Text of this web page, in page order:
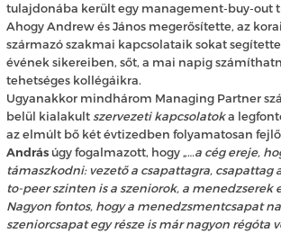
tulajdonába került egy management-buy-out
Ahogy Andrew és János megerősítette, az
származó szakmai kapcsolataik sokat
évének sikereiben, sőt, a mai napig
tehetséges kollégáikra.
Ugyanakkor mindhárom Managing Partner
belül kialakult szervezeti kapcsolatoka
az elmúlt bő két évtizedben folyamatosan
András úgy fogalmazott, hogy „…a cég ereje,
támaszkodni: vezető a csapattagra, csapattag
to-peer szinten is a szeniorok, a menedzserek
Nagyon fontos, hogy a menedzsmentcsapat
szeniorcsapat egy része is már nagyon régóta